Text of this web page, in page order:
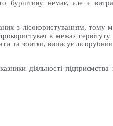
бурштину немає, але є
з лісокористуванням,
в межах
та збитки, виписує
діяльності